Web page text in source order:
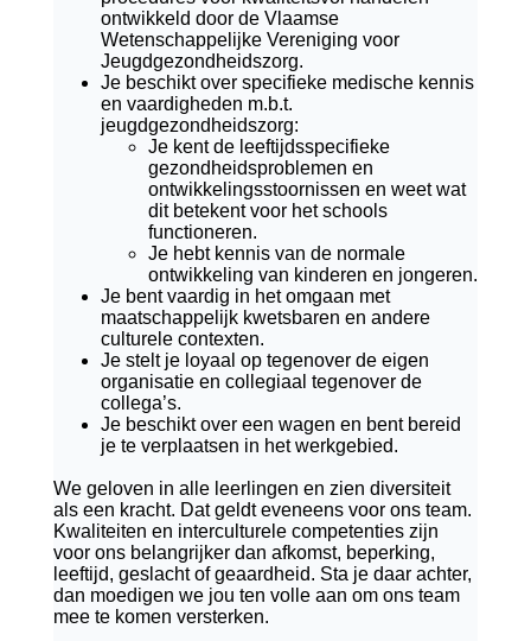
ontwikkeld door de Vlaamse
Wetenschappelijke Vereniging voor
Jeugdgezondheidszorg.
Je beschikt over specifieke medische kennis
en vaardigheden m.b.t.
jeugdgezondheidszorg:
Je kent de leeftijdsspecifieke
gezondheidsproblemen en
ontwikkelingsstoornissen en weet wat
dit betekent voor het schools
functioneren.
Je hebt kennis van de normale
ontwikkeling van kinderen en jongeren.
Je bent vaardig in het omgaan met
maatschappelijk kwetsbaren en andere
culturele contexten.
Je stelt je loyaal op tegenover de eigen
organisatie en collegiaal tegenover de
collega’s.
Je beschikt over een wagen en bent bereid
je te verplaatsen in het werkgebied.
We geloven in alle leerlingen en zien diversiteit
als een kracht. Dat geldt eveneens voor ons team.
Kwaliteiten en interculturele competenties zijn
voor ons belangrijker dan afkomst, beperking,
leeftijd, geslacht of geaardheid. Sta je daar achter,
dan moedigen we jou ten volle aan om ons team
mee te komen versterken.